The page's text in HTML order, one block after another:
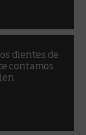
dientes de
contamos